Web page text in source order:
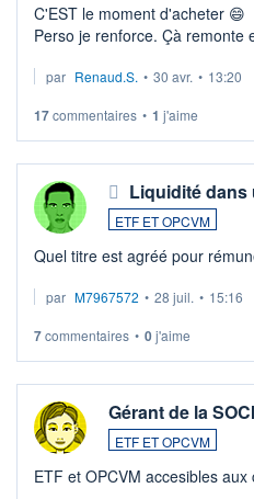
C'EST le moment d'acheter 😄​
Perso je renforce. Çà remonte
Investissement long terme tip
par Renaud.S. • 30 avr. • 13:20
17commentaires • 1 j'aime
Liquidité dans
ETF ET OPCVM
Quel titre est agréé pour
par M7967572 • 28 juil. • 15:16
7commentaires • 0j'aime
Gérant de la
ETF ET OPCVM
ETF et OPCVM